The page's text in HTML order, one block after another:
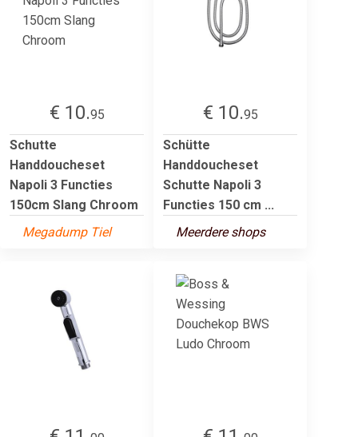
€ 10.95
Schutte
Handdoucheset
Napoli 3 Functies
150cm Slang Chroom
Megadump Tiel
€ 10.95
Schütte
Handdoucheset
Schutte Napoli 3
Functies 150 cm ...
Meerdere shops